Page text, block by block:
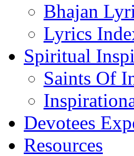
Bhajan
Lyrics
Spiritual
Saints Of
Devotees
Resources